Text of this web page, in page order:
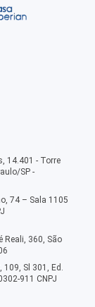
14.401 - Torre
SP -
74 – Sala 1105
Reali, 360, São
Sl 301, Ed.
911 CNPJ